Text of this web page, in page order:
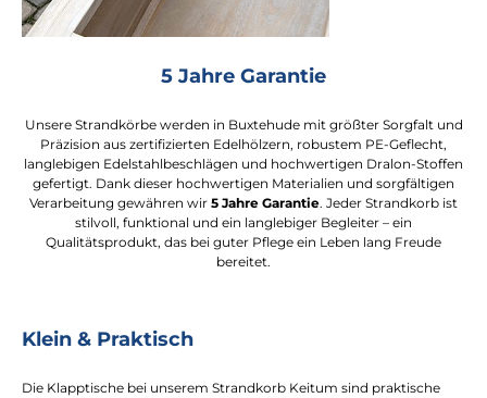
5 Jahre Garantie
Unsere Strandkörbe werden in Buxtehude mit größter Sorgfalt und
Präzision aus zertifizierten Edelhölzern, robustem PE-Geflecht,
langlebigen Edelstahlbeschlägen und hochwertigen Dralon-Stoffen
gefertigt. Dank dieser hochwertigen Materialien und sorgfältigen
Verarbeitung gewähren wir 5 Jahre Garantie. Jeder Strandkorb ist
stilvoll, funktional und ein langlebiger Begleiter – ein
Qualitätsprodukt, das bei guter Pflege ein Leben lang Freude
bereitet.
Klein & Praktisch
Die Klapptische bei unserem Strandkorb Keitum sind praktische